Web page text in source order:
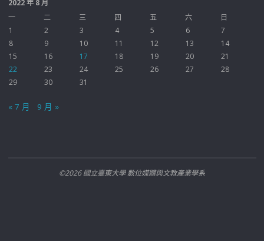
2022 年 8 月
一
二 三 四 五 六
日
1
2 3 4 5 6
7
8
9 10 11 12 13
14
15
16 17 18 19 20
21
22
23 24 25 26 27
28
29
30 31
« 7 月 9 月 »
©2026 國立臺東大學 數位媒體與文教產業學系